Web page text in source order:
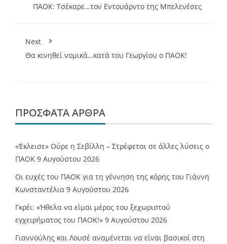
ΠΑΟΚ: Τσέκαρε…τον Εντουάρντο της Μπελενέσες
Next
Θα κινηθεί νομικά…κατά του Γεωργίου ο ΠΑΟΚ!
ΠΡΌΣΦΑΤΑ ΆΡΘΡΑ
«Έκλεισε» Ούρε η Σεβίλλη – Στρέφεται σε άλλες λύσεις ο
ΠΑΟΚ 9 Αυγούστου 2026
Οι ευχές του ΠΑΟΚ για τη γέννηση της κόρης του Γιάννη
Κωνσταντέλια 9 Αυγούστου 2026
Γκρέι: «Ήθελα να είμαι μέρος του ξεχωριστού
εγχειρήματος του ΠΑΟΚ!» 9 Αυγούστου 2026
Γιαννούλης και Λουσέ αναμένεται να είναι βασικοί στη